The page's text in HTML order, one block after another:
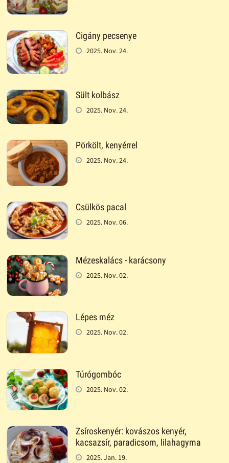
Cigány pecsenye
2025. Nov. 24.
Sült kolbász
2025. Nov. 24.
Pörkölt, kenyérrel
2025. Nov. 24.
Csülkös pacal
2025. Nov. 06.
Mézeskalács - karácsony
2025. Nov. 02.
Lépes méz
2025. Nov. 02.
Túrógombóc
2025. Nov. 02.
Zsíroskenyér: kovászos kenyér,
kacsazsír, paradicsom, lilahagyma
2025. Jan. 19.